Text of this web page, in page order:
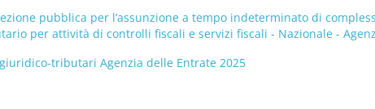
pubblica per l’assunzione a tempo indeterminato di
per attività di controlli fiscali e servizi fiscali - Nazionale -
tributari Agenzia delle Entrate 2025